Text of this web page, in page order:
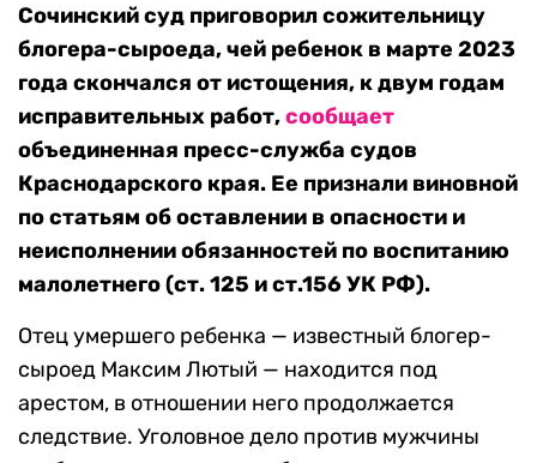
Сочинский суд приговорил сожительницу
блогера-сыроеда, чей ребенок в марте 2023
года скончался от истощения, к двум годам
исправительных работ,сообщает
объединенная пресс-служба судов
Краснодарского края. Ее признали виновной
по статьям об оставлении в опасности и
неисполнении обязанностей по воспитанию
малолетнего (ст. 125 и ст.156 УК РФ).
Отец умершего ребенка — известный блогер-
сыроед Максим Лютый — находится под
арестом, в отношении него продолжается
следствие. Уголовное дело против мужчины